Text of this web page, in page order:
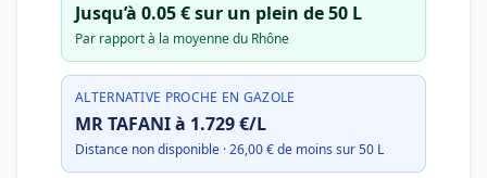
Jusqu’à 0.05 € sur un plein de 50 L
Par rapport à la moyenne du Rhône
ALTERNATIVE PROCHE EN GAZOLE
MR TAFANI à 1.729 €/L
Distance non disponible · 26,00 € de moins sur 50 L